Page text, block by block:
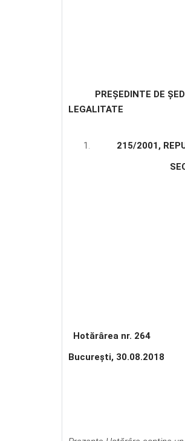
PREŞEDINTE DE
LEGALITATE
ÎN
215/2001,
Hotărârea nr. 264
Bucureşti, 30.08.2018